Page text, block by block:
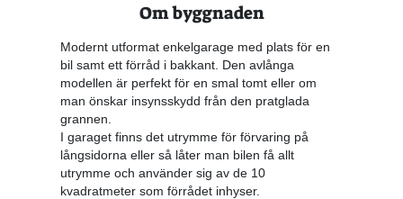
Om byggnaden
Modernt utformat enkelgarage med plats för en
bil samt ett förråd i bakkant. Den avlånga
modellen är perfekt för en smal tomt eller om
man önskar insynsskydd från den pratglada
grannen.
I garaget finns det utrymme för förvaring på
långsidorna eller så låter man bilen få allt
utrymme och använder sig av de 10
kvadratmeter som förrådet inhyser.